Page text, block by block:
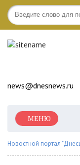
news@dnesnews.ru
МЕНЮ
Новостной портал